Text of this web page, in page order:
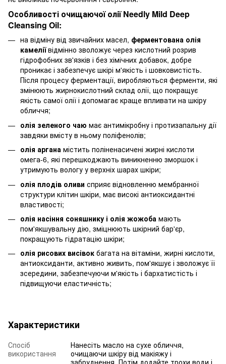
Особливості очищаючої олії Needly Mild Deep
Cleansing Oil:
на відміну від звичайних масел, ферментована олія
камеліївідмінно зволожує через кислотний розрив
гідрофобних зв'язків і без хімічних добавок, добре
проникає і забезпечує шкірі м'якість і шовковистість.
Після процесу ферментації, виробляються ферменти, які
змінюють жирнокислотний склад олії, що покращує
якість самої олії і допомагає краще впливати на шкіру
обличчя;
олія зеленого чаю має антимікробну і протизапальну дії
завдяки вмісту в ньому поліфенолів;
олія аргана містить поліненасичені жирні кислоти
омега-6, які перешкоджають виникненню зморшок і
утримують вологу у верхніх шарах шкіри;
олія плодів оливи сприяє відновленню мембранної
структури клітин шкіри, має високі антиоксидантні
властивості;
олія насіння соняшнику і олія жожоба мають
пом'якшувальну дію, зміцнюють шкірний бар'єр,
покращують гідратацію шкіри;
олія рисових висівок багата на вітаміни, жирні кислоти,
антиоксиданти, активно живить, пом'якшує і зволожує її
зсередини, забезпечуючи м'якість і бархатистість і
підвищуючи еластичність;
Характеристики
Спосіб
використання
Нанесіть масло на сухе обличчя,
очищаючи шкіру від макіяжу і
забруднення. Потім додайте трохи води і